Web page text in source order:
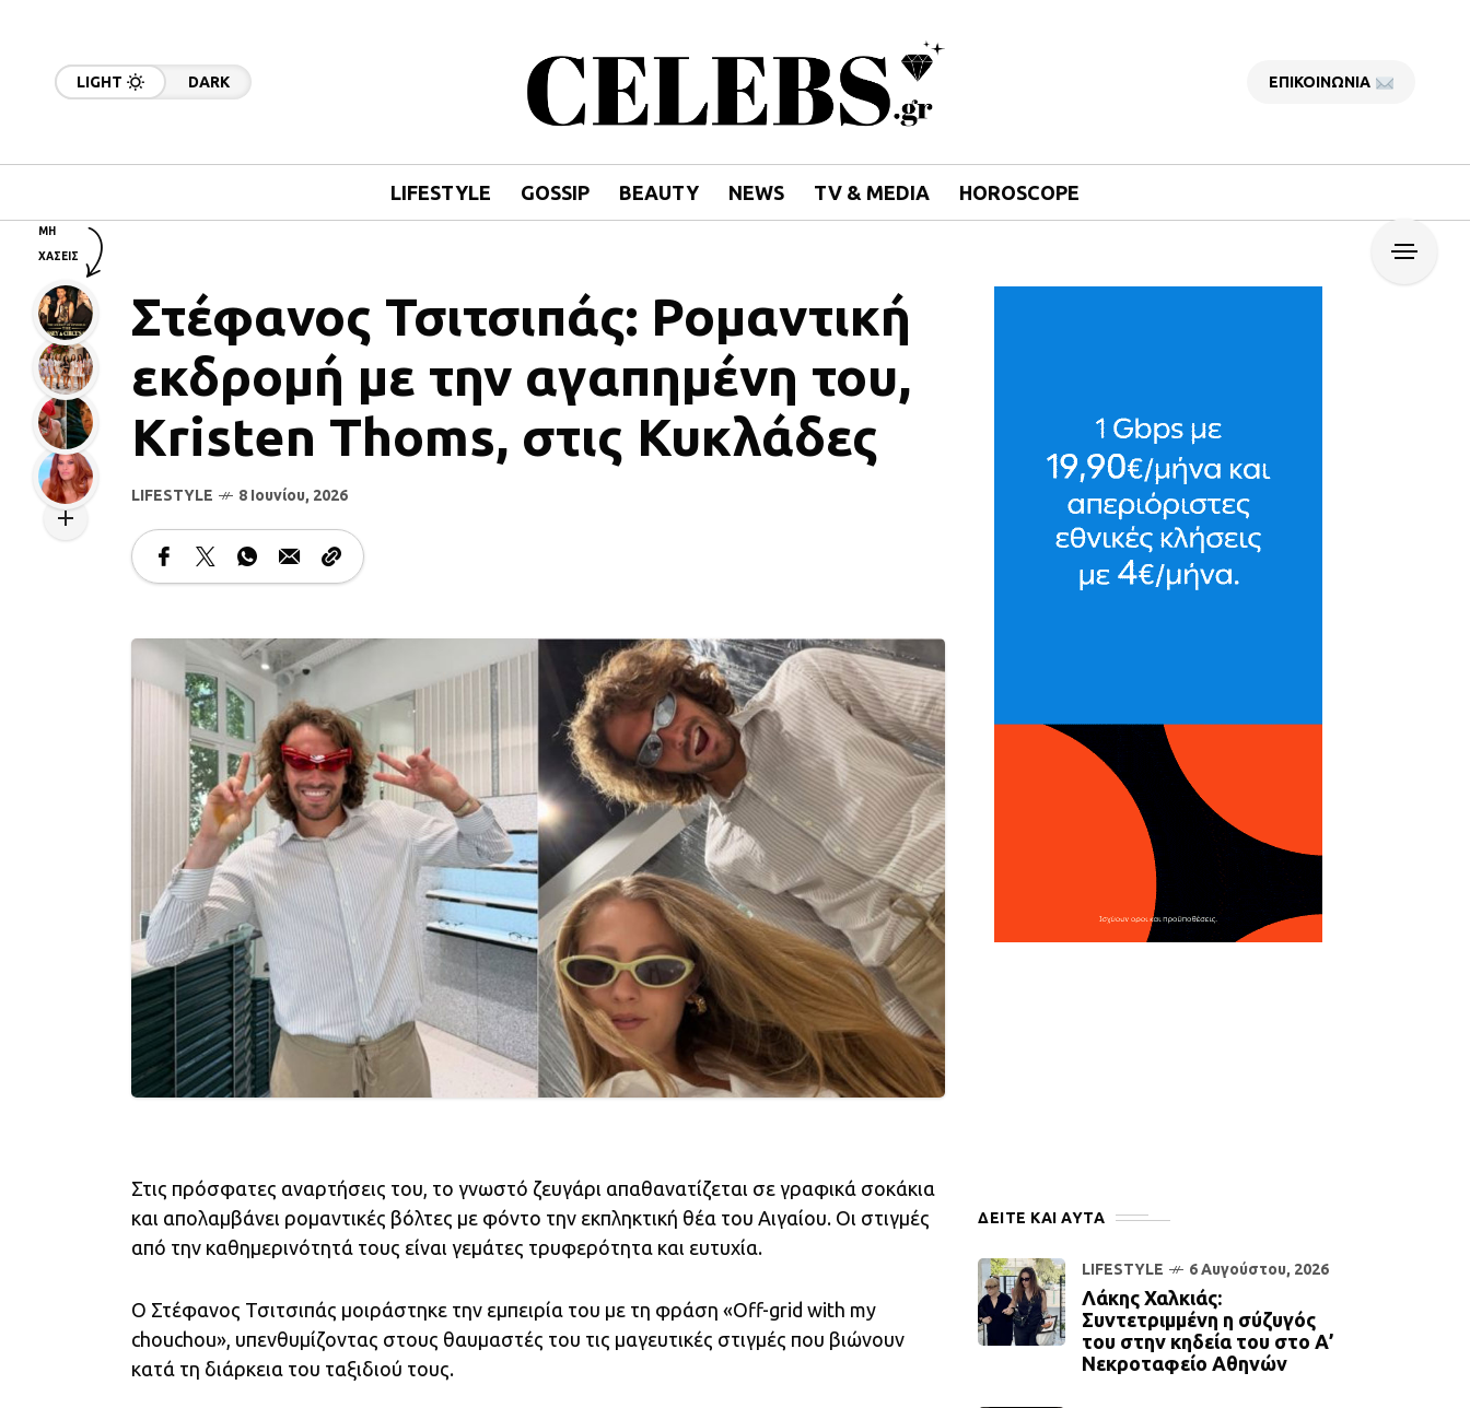
LIGHT DARK ΕΠΙΚΟΙΝΩΝΙΑ
LIFESTYLE GOSSIP BEAUTY NEWS TV & MEDIA HOROSCOPE
Στέφανος Τσιτσιπάς: Ρομαντική
εκδρομή με την αγαπημένη του,
Kristen Thoms, στις Κυκλάδες
LIFESTYLE 8 Ιουνίου, 2026
Στις πρόσφατες αναρτήσεις του, το γνωστό ζευγάρι απαθανατίζεται σε γραφικά σοκάκια
και απολαμβάνει ρομαντικές βόλτες με φόντο την εκπληκτική θέα του Αιγαίου. Οι στιγμές
από την καθημερινότητά τους είναι γεμάτες τρυφερότητα και ευτυχία.
Ο Στέφανος Τσιτσιπάς μοιράστηκε την εμπειρία του με τη φράση «Off-grid with my
chouchou», υπενθυμίζοντας στους θαυμαστές του τις μαγευτικές στιγμές που βιώνουν
κατά τη διάρκεια του ταξιδιού τους.
ΔΕΙΤΕ ΚΑΙ ΑΥΤΆ
LIFESTYLE 6 Αυγούστου, 2026
Λάκης Χαλκιάς:
Συντετριμμένη η σύζυγός
του στην κηδεία του στο Α’
Νεκροταφείο Αθηνών
ΜΗ
ΧΑΣΕΙΣ